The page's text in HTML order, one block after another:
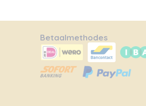
Betaalmethodes